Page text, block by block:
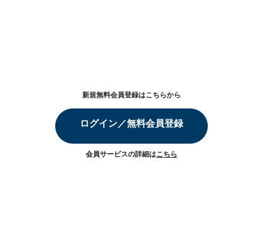
新規無料会員登録はこちらから
ログイン／無料会員登録
会員サービスの詳細はこちら